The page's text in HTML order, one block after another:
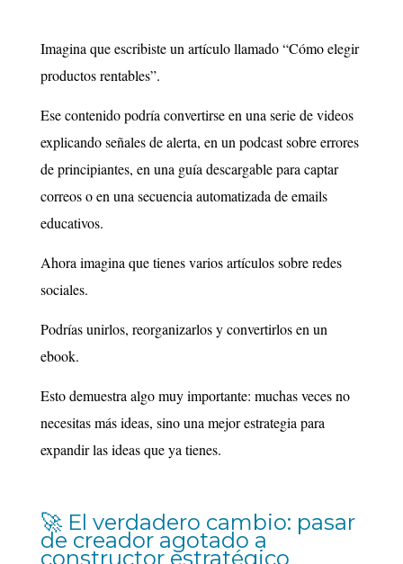
Imagina que escribiste un artículo llamado “Cómo elegir
productos rentables”.
Ese contenido podría convertirse en una serie de videos
explicando señales de alerta, en un podcast sobre errores
de principiantes, en una guía descargable para captar
correos o en una secuencia automatizada de emails
educativos.
Ahora imagina que tienes varios artículos sobre redes
sociales.
Podrías unirlos, reorganizarlos y convertirlos en un
ebook.
Esto demuestra algo muy importante: muchas veces no
necesitas más ideas, sino una mejor estrategia para
expandir las ideas que ya tienes.
🚀 El verdadero cambio: pasar
de creador agotado a
constructor estratégico